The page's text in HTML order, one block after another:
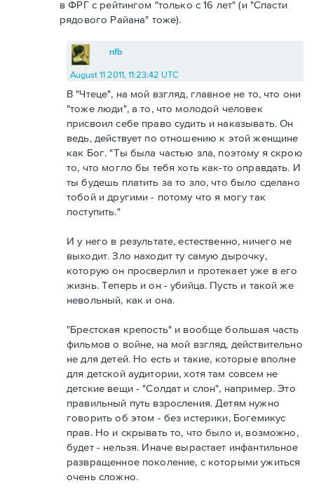
в ФРГ с рейтингом "только с 16 лет" (и "Спасти
рядового Райана" тоже).
nfb
August 11 2011, 11:23:42 UTC
В "Чтеце", на мой взгляд, главное не то, что они
"тоже люди", а то, что молодой человек
присвоил себе право судить и наказывать. Он
ведь, действует по отношению к этой женщине
как Бог. "Ты была частью зла, поэтому я скрою
то, что могло бы тебя хоть как-то оправдать. И
ты будешь платить за то зло, что было сделано
тобой и другими - потому что я могу так
поступить."
И у него в результате, естественно, ничего не
выходит. Зло находит ту самую дырочку,
которую он просверлил и протекает уже в его
жизнь. Теперь и он - убийца. Пусть и такой же
невольный, как и она.
"Брестская крепость" и вообще большая часть
фильмов о войне, на мой взгляд, действительно
не для детей. Но есть и такие, которые вполне
для детской аудитории, хотя там совсем не
детские вещи - "Солдат и слон", например. Это
правильный путь взросления. Детям нужно
говорить об этом - без истерики, Богемикус
прав. Но и скрывать то, что было и, возможно,
будет - нельзя. Иначе вырастает инфантильное
развращенное поколение, с которыми ужиться
очень сложно.